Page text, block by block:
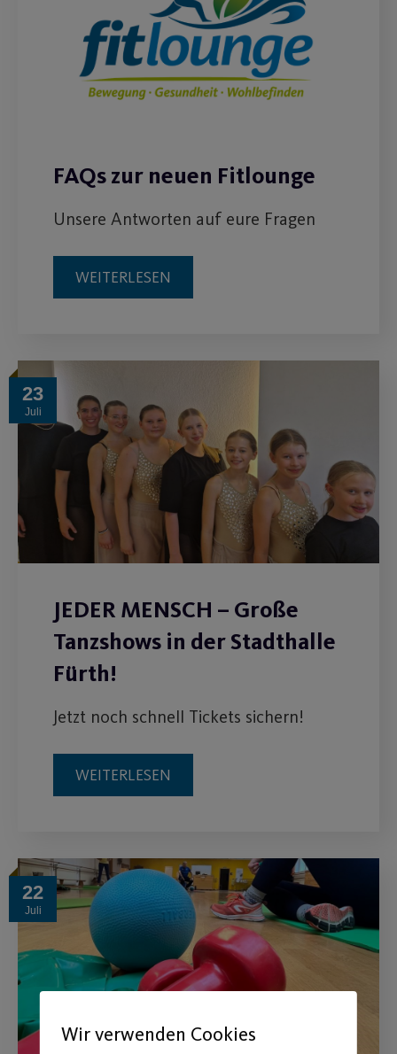
FAQs zur neuen Fitlounge
Unsere Antworten auf eure Fragen
WEITERLESEN
23
Juli
JEDER MENSCH – Große
Tanzshows in der Stadthalle
Fürth!
Jetzt noch schnell Tickets sichern!
WEITERLESEN
22
Juli
Wir verwenden Cookies